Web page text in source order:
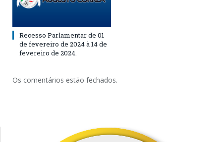
Recesso Parlamentar de 01
de fevereiro de 2024 à 14 de
fevereiro de 2024.
Os comentários estão fechados.